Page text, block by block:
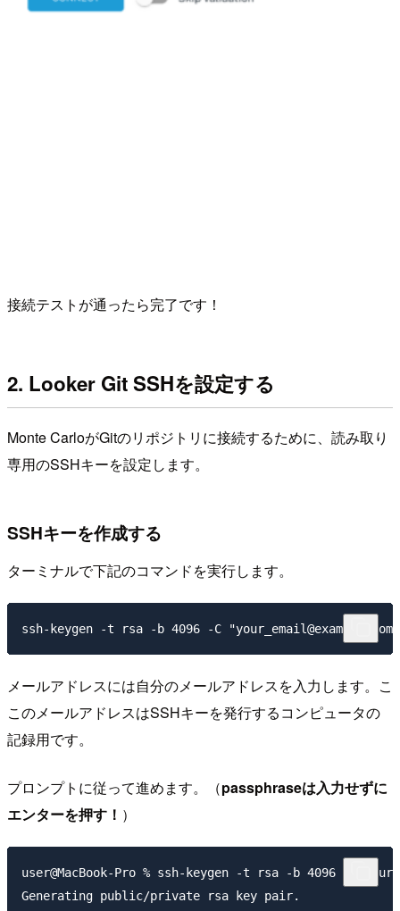
接続テストが通ったら完了です！
2. Looker Git SSHを設定する
Monte CarloがGitのリポジトリに接続するために、読み取り
専用のSSHキーを設定します。
SSHキーを作成する
ターミナルで下記のコマンドを実行します。
メールアドレスには自分のメールアドレスを入力します。こ
このメールアドレスはSSHキーを発行するコンピュータの
記録用です。
プロンプトに従って進めます。（passphraseは入力せずに
エンターを押す！ ）
user@MacBook-Pro % ssh-keygen -t rsa -b 4096 -C
Generating public/private rsa key pair.